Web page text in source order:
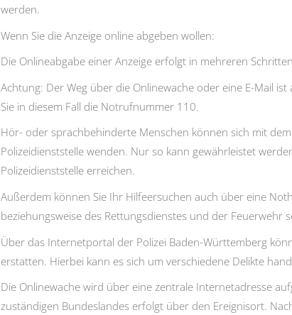
werden.
Wenn Sie die Anzeige online abgeben wollen:
Die Onlineabgabe einer Anzeige erfolgt in mehreren
Achtung: Der Weg über die Onlinewache oder eine E-Mail ist
Sie in diesem Fall die Notrufnummer 110.
Hör- oder sprachbehinderte Menschen können sich mit
Polizeidienststelle wenden. Nur so kann gewährleistet
Polizeidienststelle erreichen.
Außerdem können Sie Ihr Hilfeersuchen auch über eine
beziehungsweise des Rettungsdienstes und der Feuerwehr
Über das Internetportal der Polizei Baden-Württemberg
erstatten. Hierbei kann es sich um verschiedene Delikte
Die Onlinewache wird über eine zentrale Internetadresse
zuständigen Bundeslandes erfolgt über den Ereignisort.